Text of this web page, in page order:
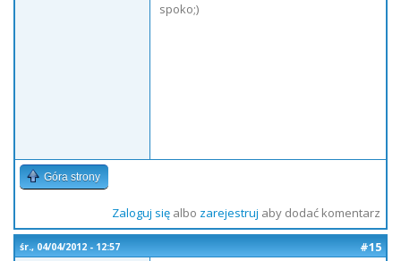
spoko;)
Góra strony
Zaloguj sięalbo zarejestruj aby dodać komentarz
śr., 04/04/2012 - 12:57
#15